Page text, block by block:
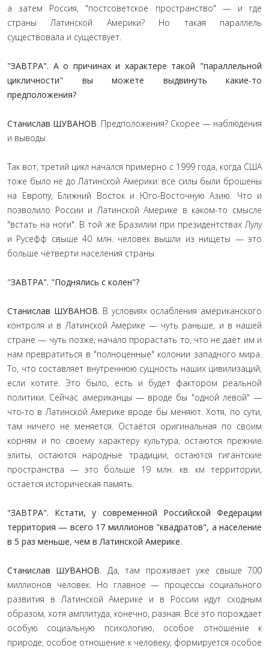
а затем Россия, "постсоветское пространство" — и где
страны Латинской Америки? Но такая параллель
существовала и существует.
"ЗАВТРА". А о причинах и характере такой "параллельной
цикличности" вы можете выдвинуть какие-то
предположения?
Станислав ШУВАНОВ. Предположения? Скорее — наблюдения
и выводы.
Так вот, третий цикл начался примерно с 1999 года, когда США
тоже было не до Латинской Америки: все силы были брошены
на Европу, Ближний Восток и Юго-Восточную Азию. Что и
позволило России и Латинской Америке в каком-то смысле
"встать на ноги". В той же Бразилии при президентствах Лулу
и Русефф свыше 40 млн. человек вышли из нищеты — это
больше четверти наcеления страны.
"ЗАВТРА". "Поднялись с колен"?
Станислав ШУВАНОВ. В условиях ослабления американского
контроля и в Латинской Америке — чуть раньше, и в нашей
стране — чуть позже, начало прорастать то, что не даёт им и
нам превратиться в "полноценные" колонии западного мира.
То, что составляет внутреннюю сущность наших цивилизаций,
если хотите. Это было, есть и будет фактором реальной
политики. Сейчас американцы — вроде бы "одной левой" —
что-то в Латинской Америке вроде бы меняют. Хотя, по сути,
там ничего не меняется. Остаётся оригинальная по своим
корням и по своему характеру культура, остаются прежние
элиты, остаются народные традиции, остаются гигантские
пространства — это больше 19 млн. кв. км территории,
остаётся историческая память.
"ЗАВТРА". Кстати, у современной Российской Федерации
территория — всего 17 миллионов "квадратов", а население
в 5 раз меньше, чем в Латинской Америке.
Станислав ШУВАНОВ. Да, там проживает уже свыше 700
миллионов человек. Но главное — процессы социального
развития в Латинской Америке и в России идут сходным
образом, хотя амплитуда, конечно, разная. Всё это порождает
особую социальную психологию, особое отношение к
природе, особое отношение к человеку, формируется особое